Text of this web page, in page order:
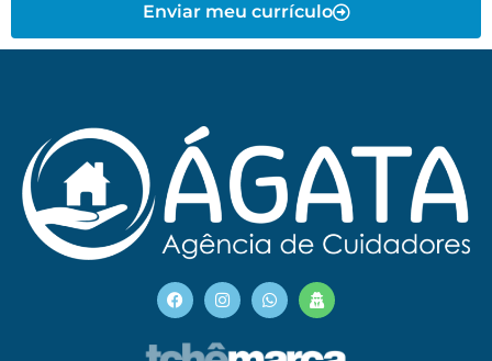
Enviar meu currículo